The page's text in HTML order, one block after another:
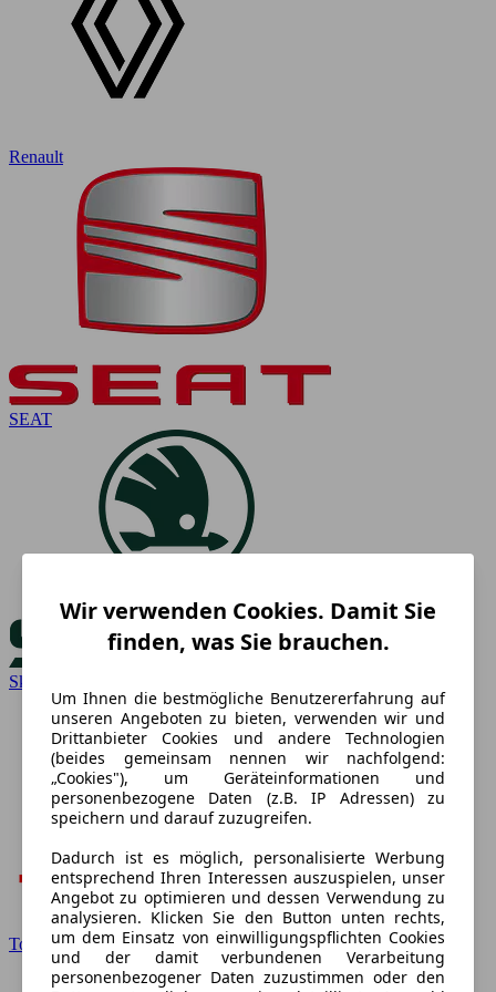
Renault
SEAT
Skoda
Toyota
Wir verwenden Cookies. Damit Sie
finden, was Sie brauchen.
Um Ihnen die bestmögliche Benutzererfahrung auf
unseren Angeboten zu bieten, verwenden wir und
Drittanbieter Cookies und andere Technologien
(beides gemeinsam nennen wir nachfolgend:
„Cookies"), um Geräteinformationen und
personenbezogene Daten (z.B. IP Adressen) zu
speichern und darauf zuzugreifen.
Dadurch ist es möglich, personalisierte Werbung
entsprechend Ihren Interessen auszuspielen, unser
Angebot zu optimieren und dessen Verwendung zu
analysieren. Klicken Sie den Button unten rechts,
um dem Einsatz von einwilligungspflichten Cookies
und der damit verbundenen Verarbeitung
personenbezogener Daten zuzustimmen oder den